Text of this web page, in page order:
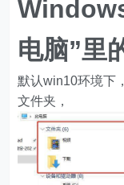
电脑”里
默认win10环境下
文件夹，